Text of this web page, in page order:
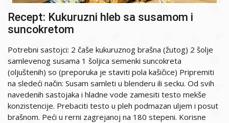
Recept: Kukuruzni hleb sa susamom i
suncokretom
Potrebni sastojci: 2 čaše kukuruznog brašna (žutog) 2 šolje
samlevenog susama 1 šoljica semenki suncokreta
(oljuštenih) so (preporuka je staviti pola kašičice) Pripremiti
na sledeći način: Susam samleti u blenderu ili secku. Od svih
navedenih sastojaka i hladne vode zamesiti testo mekše
konzistencije. Prebaciti testo u pleh podmazan uljem i posut
brašnom. Peći u rerni zagrejanoj na 180 stepeni. Korisne